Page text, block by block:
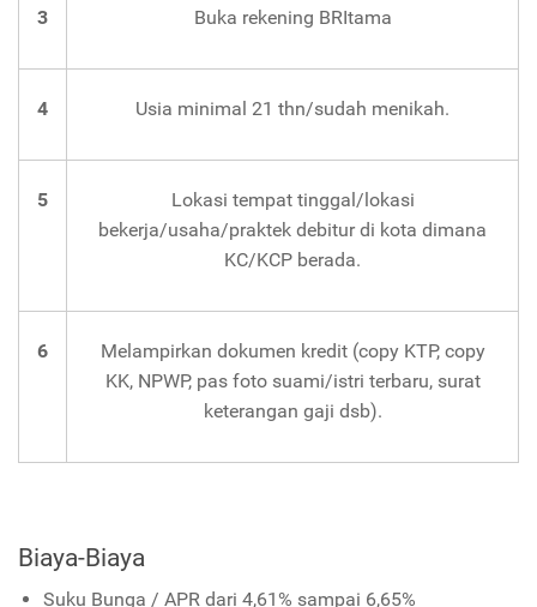
3 Buka rekening BRItama
4 Usia minimal 21 thn/sudah menikah.
5
Lokasi tempat tinggal/lokasi
bekerja/usaha/praktek debitur di kota dimana
KC/KCP berada.
6
Melampirkan dokumen kredit (copy KTP, copy
KK, NPWP, pas foto suami/istri terbaru, surat
keterangan gaji dsb).
Biaya-Biaya
Suku Bunga / APR dari 4,61% sampai 6,65%